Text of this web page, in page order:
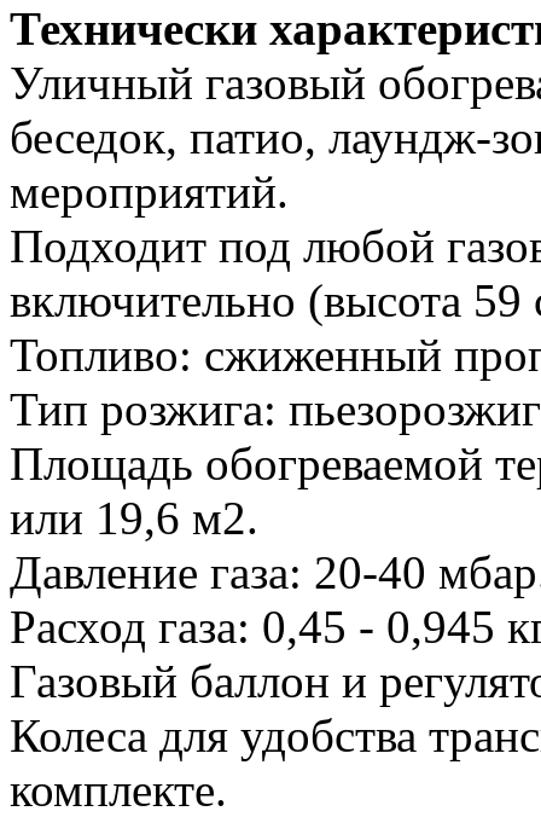
Технически
Уличный газовый
беседок, патио, лаундж-
мероприятий.
Подходит под любой
включительно (высота
Топливо: сжиженный
Тип розжига:
Площадь обогреваемой
или 19,6 м2.
Давление газа: 20-40
Расход газа: 0,45 - 0,945
Газовый баллон и
Колеса для удобства
комплекте.